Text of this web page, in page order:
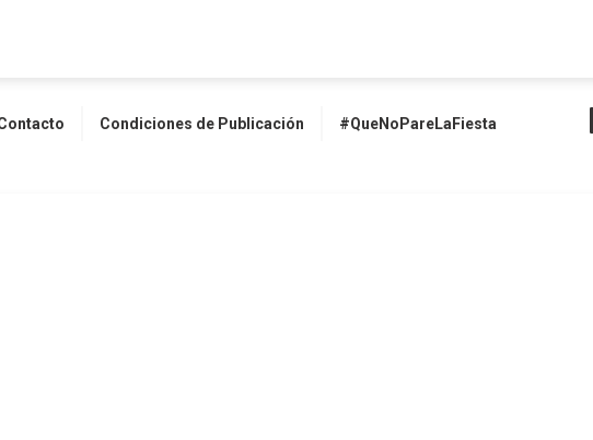
Condiciones de Publicación #QueNoPareLaFiesta